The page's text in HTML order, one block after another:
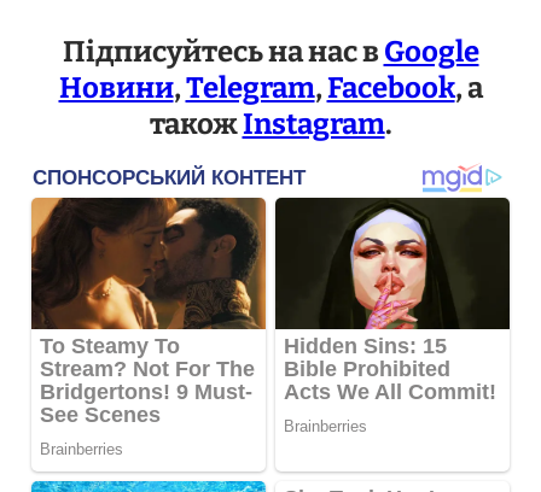
Підписуйтесь на нас вGoogle
Новини,Telegram,Facebook, а
такожInstagram.